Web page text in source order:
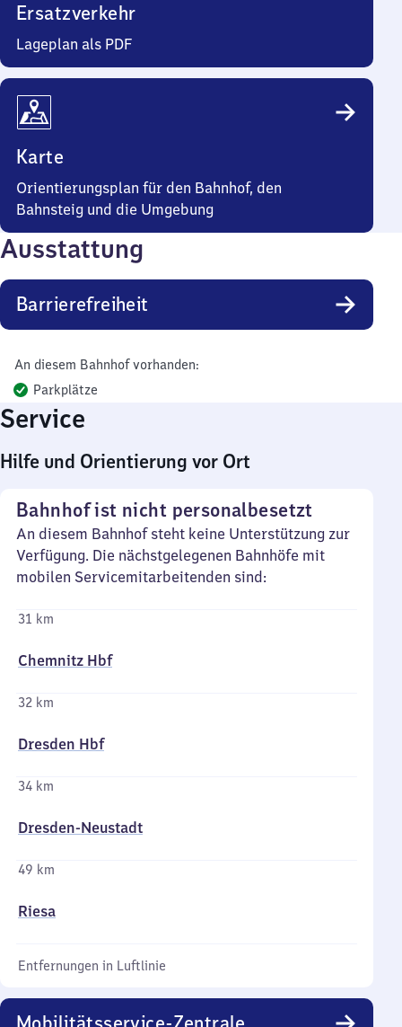
Ersatzverkehr
Lageplan als PDF
Karte
Orientierungsplan für den Bahnhof, den
Bahnsteig und die Umgebung
Ausstattung
Barrierefreiheit
An diesem Bahnhof vorhanden:
Parkplätze
Service
Hilfe und Orientierung vor Ort
Bahnhof ist nicht personalbesetzt
An diesem Bahnhof steht keine Unterstützung zur
Verfügung. Die nächstgelegenen Bahnhöfe mit
mobilen Servicemitarbeitenden sind:
31 km
Chemnitz Hbf
32 km
Dresden Hbf
34 km
Dresden-Neustadt
49 km
Riesa
Entfernungen in Luftlinie